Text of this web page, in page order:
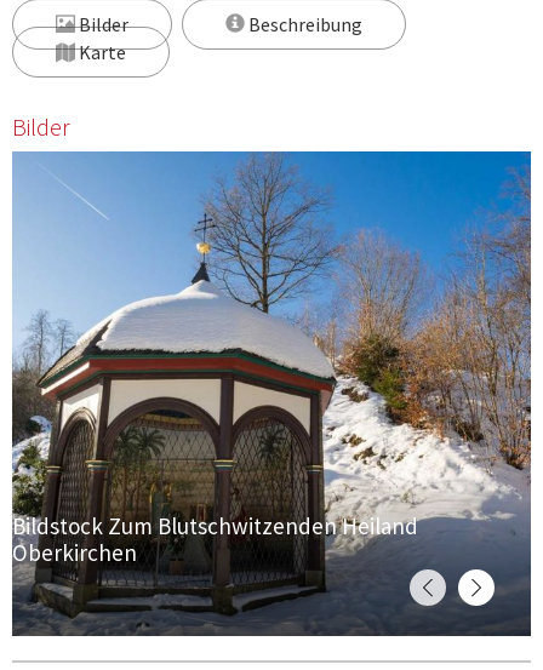
Bilder
Beschreibung
Karte
Bilder
Bildstock Zum Blutschwitzenden Heiland
Oberkirchen